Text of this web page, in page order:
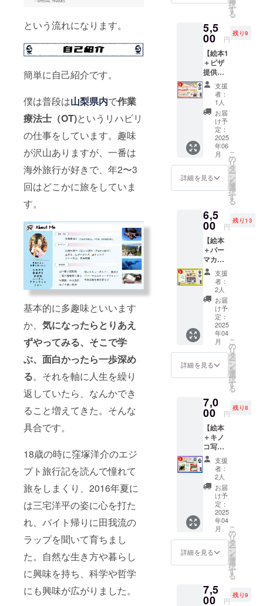
という流れになります。
簡単に自己紹介です。
僕は普段は山梨県内で作業
療法士（OT)というリハビリ
の仕事をしています。趣味
が沢山ありますが、一番は
海外旅行が好きで、年2〜3
回はどこかに旅をしていま
す。
基本的に多趣味といいます
か、 気になったらとりあえ
ずやってみる、そこで学
ぶ、面白かったら一歩深め
る。それを軸に人生を繰り
返していたら、なんかでき
ること増えてきた。そんな
具合です。
18歳の時に窪塚洋介のエジ
プト旅行記を読んで憧れて
旅をしまくり、2016年夏に
は三宅洋平の姿に心を打た
れ、バイト帰りに田我流の
ラップを聞いて育ちまし
た。自然な生き方や暮らし
に興味を持ち、科学や哲学
にも興味が広がりました。
ていた
だきま
すよう
お願い
いたし
ます。
で制作
した
「ぼく
らの価
値」の
絵本1冊
をお届
けしま
す(2025
年内目
知らせ-
・予定
部数
(100部)
の超え
た場合
を作成
しま
支援額
が上
回った
場合、
紙や加
工の品
質、環
境配慮
素材へ
の変更
など、
リター
アップ
グレー
いたし
ます！
・それ
でも余
剰分が
出た場
合、ジ
ビエ、
古民家
修繕、
その他
場所づ
くりへ
の費用
やその
ストに
回して
て頂き
ます！
んか？
ターン
内容】
1.今回
の支援
で制作
した
「ぼく
らの価
値」の
絵本1冊
をお届
けしま
す(2025
年内目
いつも
丁寧に
くれる
タカさ
ん。命
をかけ
て地域
を守る
地元の
猟師さ
んに、
皆で少
しづつ
出し
合って
必要な
道具や
備品を
寄贈し
切りで
長く使
いうも
のでは
なく、
ワイ
ヤーが
切れた
り、罠
自体が
損傷し
たりな
どメン
テナン
い替え
が必要
その費
用を猟
択
す
る
5,5
00 円
残り9
【絵本1
＋ピザ
提供
券】 イ
ベント
でピザ
を販売
してい
Kabout
ers様の
ご協力
で、お
好きな
ピザと
交換で
ザ引換
券を提
供しま
す！
【リ
ターン
内容】
1.今回
の支援
で制作
した
「ぼく
らの価
値」の
絵本1冊
をお届
けしま
す(2025
ベント
でのピ
ザ提供
券
(eticket
または
郵送で
送付予
者の方
には、
Kabout
ers様の
出店イ
ベント
にてピ
ザを提
リター
ンの有
支援
者：
1人
お届
け予
定：
2025
年06
月
詳細を見る
こ
の
リ
タ
ー
ン
を
選
択
す
る
6,5
00 円
残り13
【絵本
＋パー
マカル
チャー
参考書
①】
パーマ
カル
チャー
ジャパ
ンの設
楽さん
から、
リター
ン品へ
の協力
まし
た！ こ
ちらは
家庭菜
園でで
きるも
のなど
比較的
シンプ
ルな内
容で
す。 実
際にお
届けす
る商品
とデザ
インが
すの
で、あ
支援
者：
2人
お届
け予
定：
2025
年04
月
詳細を見る
こ
の
リ
タ
ー
ン
を
選
択
す
る
7,0
00 円
残り8
【絵本
＋キノ
コ写真
集！】
写真家
Kayaさ
んの
「Kinok
onoMor
i」をリ
ターン
です。
去年は
ハイキ
ングに
連れ
もら
い、キ
支援
者：
2人
お届
け予
定：
2025
年04
月
詳細を見る
こ
の
リ
タ
ー
ン
を
選
択
す
る
7,5
00 円
残り9